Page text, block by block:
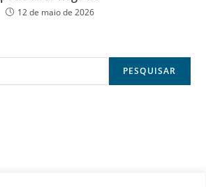
12 de maio de 2026
PESQUISAR